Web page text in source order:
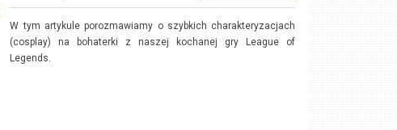
W tym artykule porozmawiamy o szybkich charakteryzacjach
(cosplay) na bohaterki z naszej kochanej gry League of
Legends.